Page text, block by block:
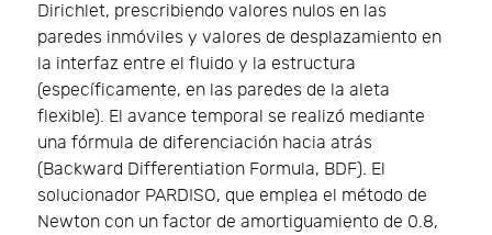
Dirichlet, prescribiendo valores nulos en las
paredes inmóviles y valores de desplazamiento en
la interfaz entre el fluido y la estructura
(específicamente, en las paredes de la aleta
flexible). El avance temporal se realizó mediante
una fórmula de diferenciación hacia atrás
(Backward Differentiation Formula, BDF). El
solucionador PARDISO, que emplea el método de
Newton con un factor de amortiguamiento de 0.8,